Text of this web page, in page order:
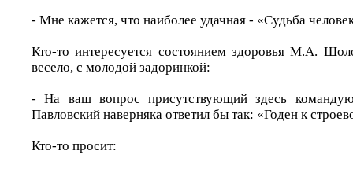
- Мне кажется, что наиболее удачная - «Судьба
Кто-то интересуется состоянием здоровья М.А.
весело, с молодой задоринкой:
- На ваш вопрос присутствующий здесь
Павловский наверняка ответил бы так: «Годен к
Кто-то просит: